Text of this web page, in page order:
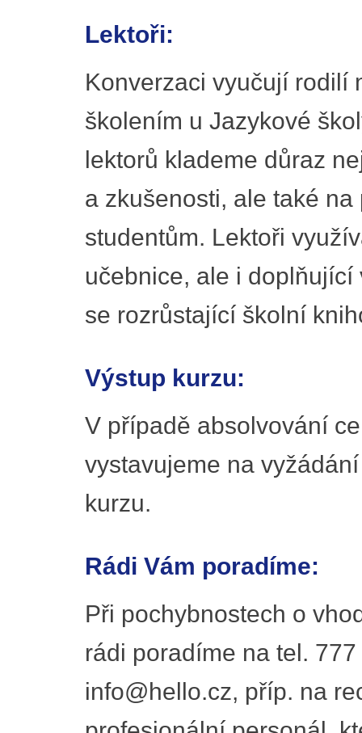
Lektoři:
Konverzaci vyučují rodilí
školením u Jazykové
lektorů klademe důraz
a zkušenosti, ale také
studentům. Lektoři
učebnice, ale i
se rozrůstající školní
Výstup kurzu:
V případě absolvování
vystavujeme na
kurzu.
Rádi Vám poradíme:
Při pochybnostech o
rádi poradíme na tel.
info@hello.cz, příp. na